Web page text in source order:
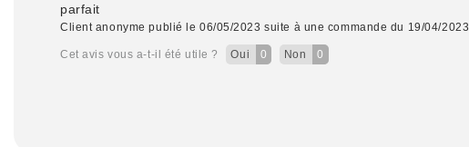
parfait
Client anonymepublié le 06/05/2023 suite à une commande du 19/04/2023
Cet avis vous a-t-il été utile ? Oui 0 Non 0